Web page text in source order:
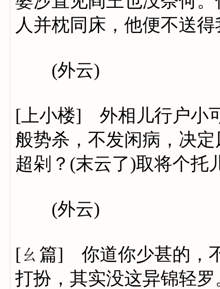
人并枕同床，他便不送
(外云)
[上小楼] 外相儿行户小
般势杀，不发闲病，决
超剁？(末云了)取将个托
(外云)
[ㄠ篇] 你道你少甚的，
打扮，其实没这异锦轻